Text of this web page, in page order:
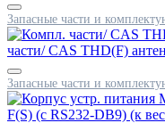
Запасные части и
части/ CAS THD(F)
Запасные части и